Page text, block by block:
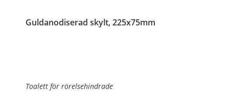
Guldanodiserad skylt, 225x75mm
Toalett för rörelsehindrade